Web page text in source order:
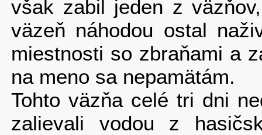
však zabil jeden z
väzeň náhodou ostal
miestnosti so zbraňami a
na meno sa nepamätám.
Tohto väzňa celé tri dni
zalievali vodou z